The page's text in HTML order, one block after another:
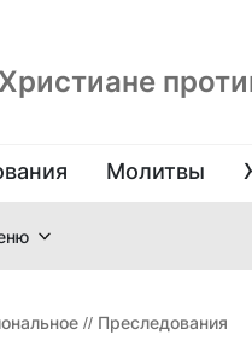
Христиане
Молитвы
// Преследования